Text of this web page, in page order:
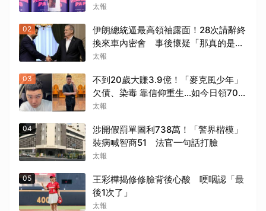
太報
02
伊朗總統逼最高領袖露面！28次請辭終
換來車內密會 事後懷疑「那真的是他
嗎?」
太報
03
不到20歲大賺3.9億！「麥克風少年」
欠債、染毒 靠信仰重生...如今日領700
元過活
太報
04
涉開假罰單圖利738萬！「警界楷模」
裝病喊智商51 法官一句話打臉
太報
05
王彩樺揭修修臉背後心酸 哽咽認「最
後1次了」
太報